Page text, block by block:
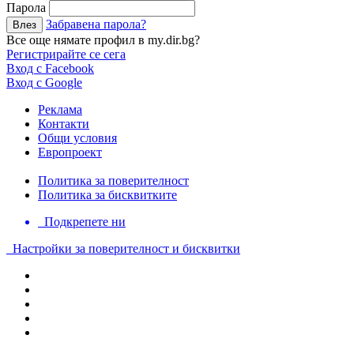
Парола
Забравена парола?
Все още нямате профил в my.dir.bg?
Регистрирайте се сега
Вход с Facebook
Вход с Google
Реклама
Контакти
Общи условия
Европроект
Политика за поверителност
Политика за бисквитките
Подкрепете ни
Настройки за поверителност и бисквитки